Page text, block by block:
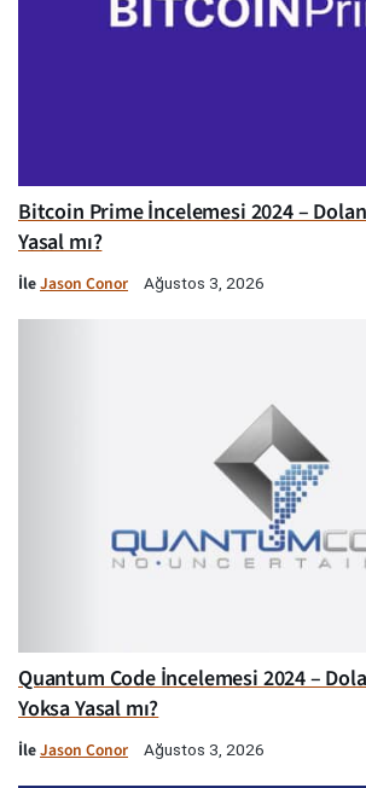
Bitcoin Prime İncelemesi 2024 –
Yasal mı?
İleJason Conor Ağustos 3, 2026
Quantum Code İncelemesi 2024 –
Yoksa Yasal mı?
İleJason Conor Ağustos 3, 2026